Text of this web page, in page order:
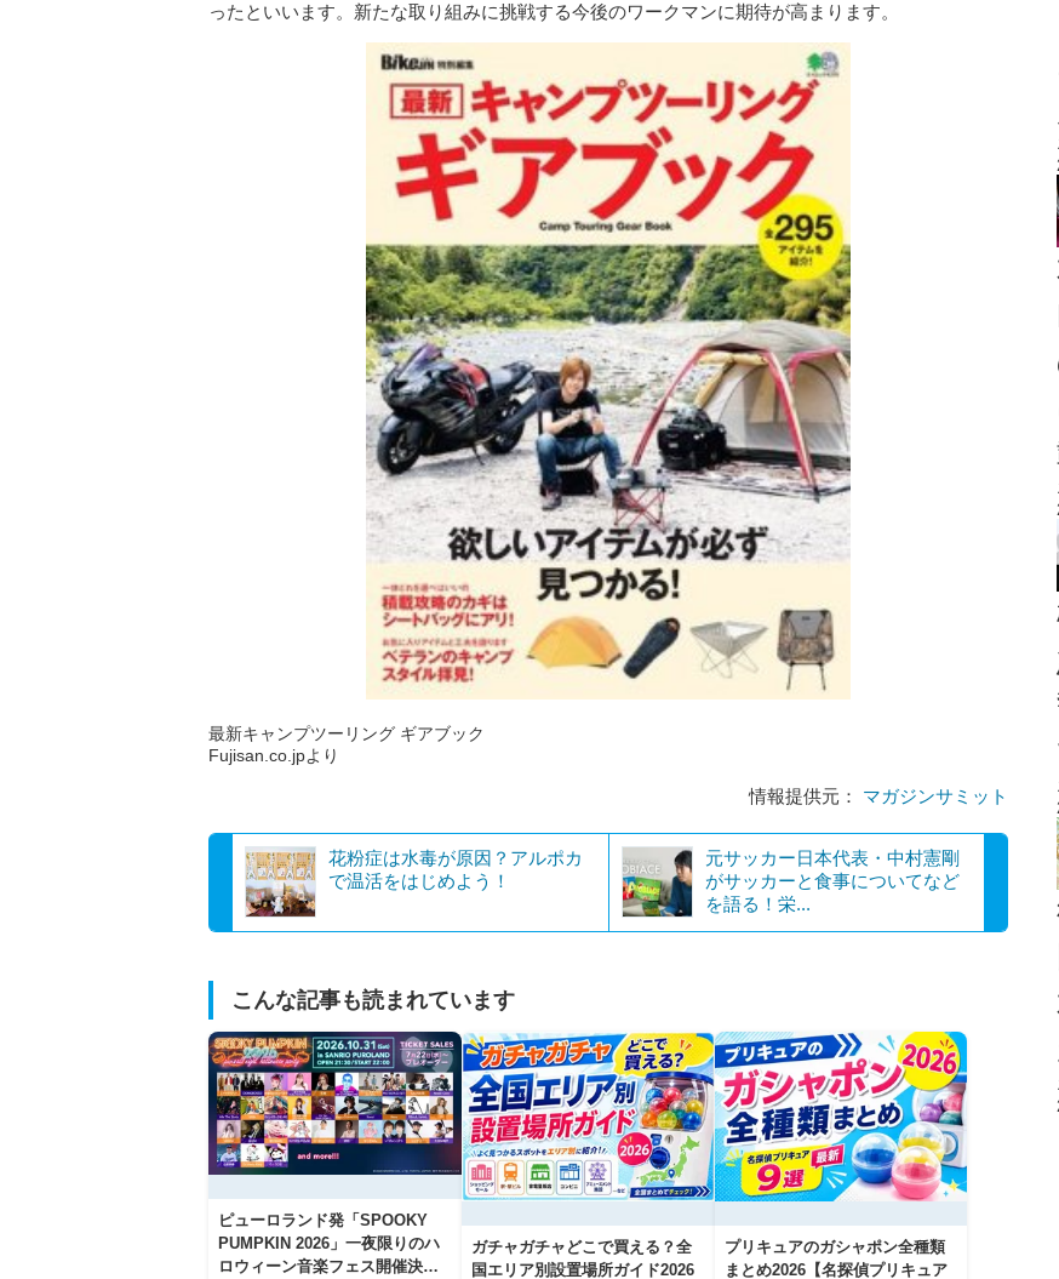
ったといいます。新たな取り組みに挑戦する今後のワークマンに期待が高まります。
最新キャンプツーリング ギアブック
Fujisan.co.jpより
情報提供元： マガジンサミット
花粉症は水毒が原因？アルポカ
で温活をはじめよう！
元サッカー日本代表・中村憲剛
がサッカーと食事についてなど
を語る！栄...
こんな記事も読まれています
ピューロランド発「SPOOKY
PUMPKIN 2026」一夜限りのハ
ロウィーン音楽フェス開催決
ガチャガチャどこで買える？全
国エリア別設置場所ガイド2026
プリキュアのガシャポン全種類
まとめ2026【名探偵プリキュア